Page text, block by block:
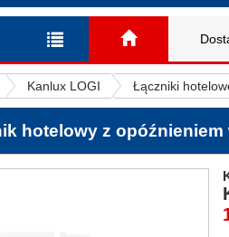
Kanlux LOGI Łączniki
hotelowy z opóźnieniem